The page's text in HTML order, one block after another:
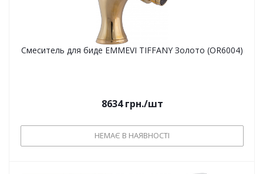
Смеситель для биде EMMEVI TIFFANY Золото (OR6004)
8634грн./шт
НЕМАЄ В НАЯВНОСТІ